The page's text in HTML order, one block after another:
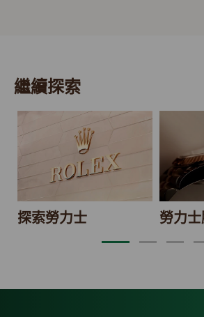
繼續探索
探索勞力士 勞力士